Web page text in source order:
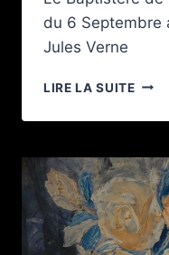
du 6 Septembre
Jules Verne
LIRE LA SUITEEXPO